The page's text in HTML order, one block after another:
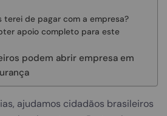
terei de pagar com a empresa?
apoio completo para este
podem abrir empresa em
ajudamos cidadãos brasileiros